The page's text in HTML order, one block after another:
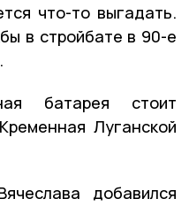
что-то выгадать.
в стройбате в 90-е
батарея стоит
Луганской
добавился